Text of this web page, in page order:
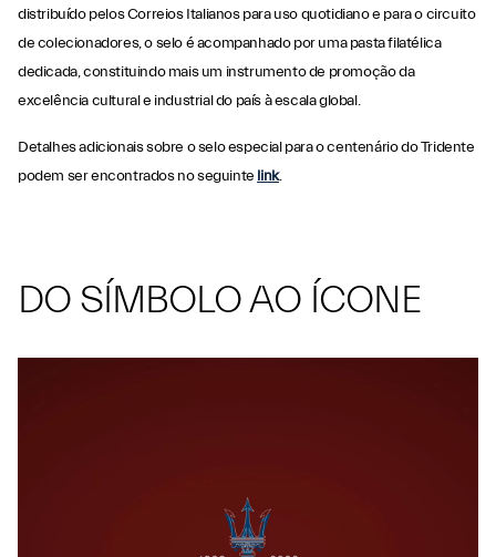
distribuído pelos Correios Italianos para uso quotidiano e para o circuito
de colecionadores, o selo é acompanhado por uma pasta filatélica
dedicada, constituindo mais um instrumento de promoção da
excelência cultural e industrial do país à escala global.
Detalhes adicionais sobre o selo especial para o centenário do Tridente
podem ser encontrados no seguinte link.
DO SÍMBOLO AO ÍCONE